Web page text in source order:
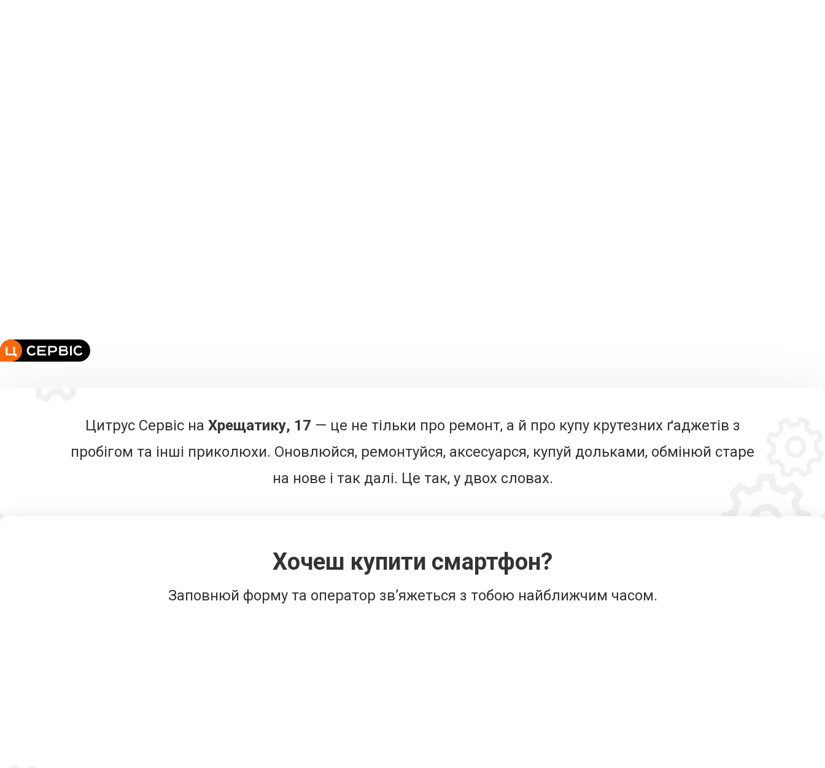
Цитрус Сервіс на Хрещатику, 17 — це не тільки про ремонт, а й про купу крутезних ґаджетів з
пробігом та інші приколюхи. Оновлюйся, ремонтуйся, аксесуарся, купуй дольками, обмінюй старе
на нове і так далі. Це так, у двох словах.
Хочеш купити смартфон?
Заповнюй форму та оператор звʼяжеться з тобою найближчим часом.